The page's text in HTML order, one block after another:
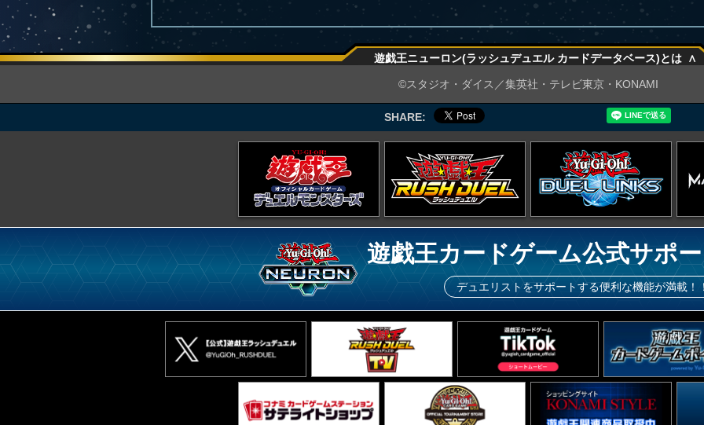
遊戯王ニューロン(ラッシュデュエル カードデータベース)とは ∧
©スタジオ・ダイス／集英社・テレビ東京・KONAMI
SHARE:
遊戯王カードゲーム公式サポ
デュエリストをサポートする便利な機能が満載！